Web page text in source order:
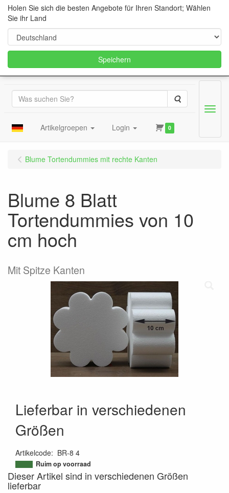
Suche
Artikelgroepen Login 0
Menu
Blume Tortendummies mit rechte Kanten
Blume 8 Blatt
Tortendummies von 10
cm hoch
Mit Spitze Kanten
Lieferbar in verschiedenen
Größen
Artikelcode: BR-8 4
9506834843147
Ruim op voorraad
Dieser Artikel sind in verschiedenen Größen
lieferbar
Holen Sie sich die besten Angebote für Ihren Standort; Wählen
Sie ihr Land
Speichern